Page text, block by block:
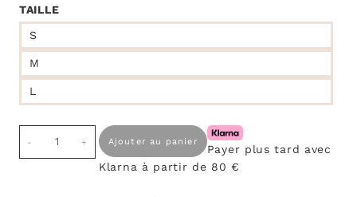
TAILLE
S
M
L
quantité
Ajouter au panier
Payer plus tard avec
Klarna à partir de 80 €